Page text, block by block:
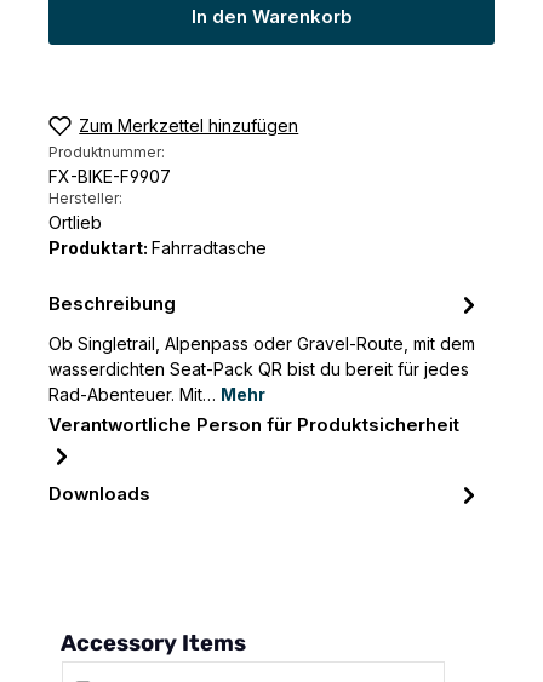
In den Warenkorb
Zum Merkzettel hinzufügen
Produktnummer:
FX-BIKE-F9907
Hersteller:
Ortlieb
Produktart: Fahrradtasche
Beschreibung
Ob Singletrail, Alpenpass oder Gravel-Route, mit dem
wasserdichten Seat-Pack QR bist du bereit für jedes
Rad-Abenteuer. Mit… Mehr
Verantwortliche Person für Produktsicherheit
Downloads
Produktgalerie überspringen
Accessory Items